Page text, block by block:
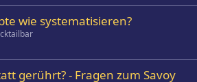
wie systematisieren?
gerührt? - Fragen zum Savoy